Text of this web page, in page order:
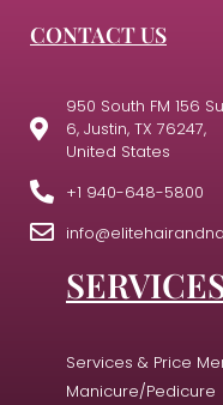
CONTACT US
950 South FM 156
6, Justin, TX 76247,
United States
+1 940-648-5800
Services & Price
Manicure/Pedicure